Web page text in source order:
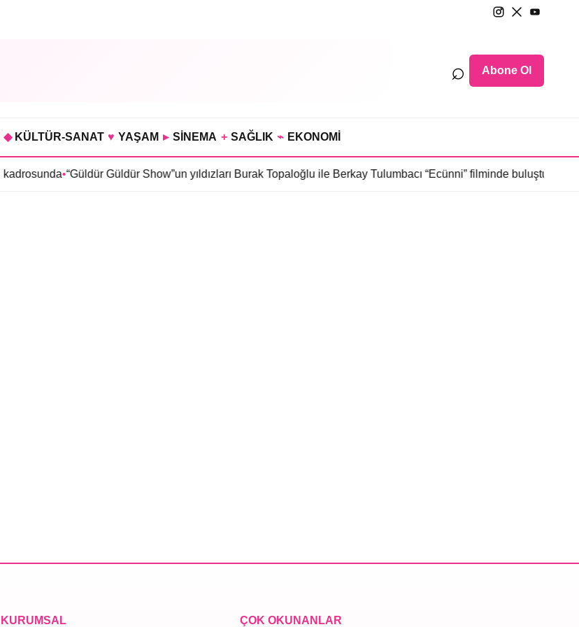
⌕ Abone Ol
◆ KÜLTÜR-SANAT ♥ YAŞAM ▸ SİNEMA + SAĞLIK ⌁ EKONOMİ
•“Güldür Güldür Show”un yıldızları Burak Topaloğlu ile Berkay Tulumbacı “Ecünni” filminde buluştu•Öznur
KURUMSAL ÇOK OKUNANLAR